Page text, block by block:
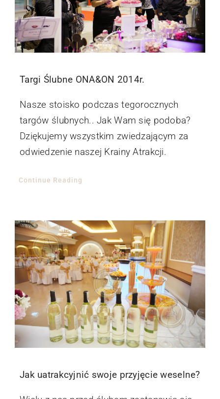
Targi Ślubne ONA&ON 2014r.
Nasze stoisko podczas tegorocznych
targów ślubnych.. Jak Wam się podoba?
Dziękujemy wszystkim zwiedzającym za
odwiedzenie naszej Krainy Atrakcji.
Continue Reading
Jak uatrakcyjnić swoje przyjęcie weselne?